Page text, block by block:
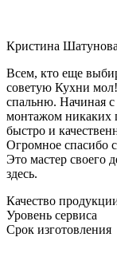
Кристина Шатунова
Всем, кто еще
советую Кухни
спальню. Начиная с
монтажом никаких
быстро и
Огромное спасибо
Это мастер своего
здесь.
Качество
Уровень сервиса
Срок изготовления